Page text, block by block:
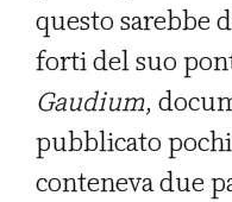
questo sarebbe
forti del suo
Gaudium,
pubblicato pochi
conteneva due